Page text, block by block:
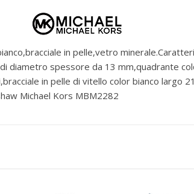
in pelle,vetro
diametro spessore da 13 mm,quadrante
in pelle di vitello color bianco largo
Michael Kors MBM2282